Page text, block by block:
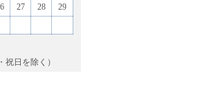
27 28
29
祝日を除く）